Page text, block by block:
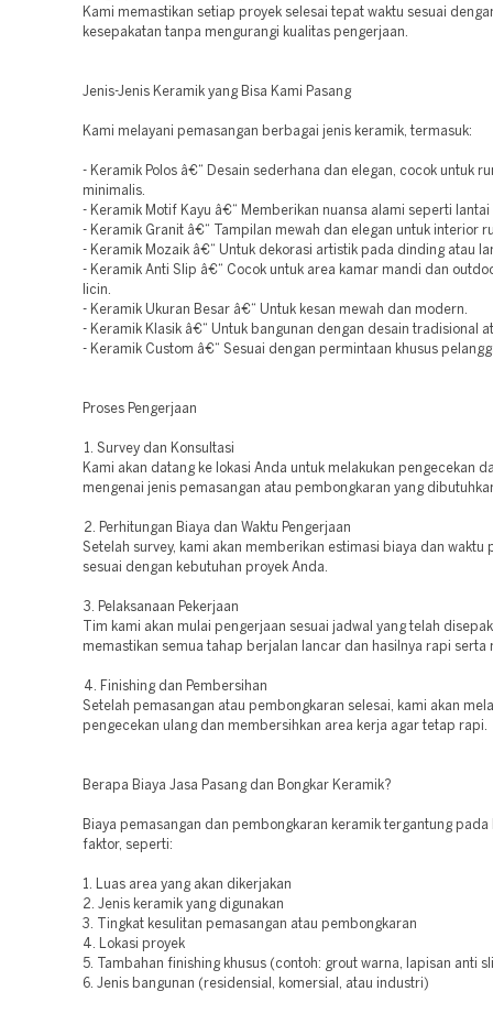
Kami memastikan setiap proyek selesai tepat waktu sesuai
kesepakatan tanpa mengurangi kualitas pengerjaan.
Jenis-Jenis Keramik yang Bisa Kami Pasang
Kami melayani pemasangan berbagai jenis keramik, termasuk:
- Keramik Polos â€“ Desain sederhana dan elegan, cocok untuk
minimalis.
- Keramik Motif Kayu â€“ Memberikan nuansa alami seperti lantai
- Keramik Granit â€“ Tampilan mewah dan elegan untuk interior
- Keramik Mozaik â€“ Untuk dekorasi artistik pada dinding atau
- Keramik Anti Slip â€“ Cocok untuk area kamar mandi dan
licin.
- Keramik Ukuran Besar â€“ Untuk kesan mewah dan modern.
- Keramik Klasik â€“ Untuk bangunan dengan desain tradisional
- Keramik Custom â€“ Sesuai dengan permintaan khusus
Proses Pengerjaan
1. Survey dan Konsultasi
Kami akan datang ke lokasi Anda untuk melakukan pengecekan
mengenai jenis pemasangan atau pembongkaran yang
2. Perhitungan Biaya dan Waktu Pengerjaan
Setelah survey, kami akan memberikan estimasi biaya dan waktu
sesuai dengan kebutuhan proyek Anda.
3. Pelaksanaan Pekerjaan
Tim kami akan mulai pengerjaan sesuai jadwal yang telah
memastikan semua tahap berjalan lancar dan hasilnya rapi serta
4. Finishing dan Pembersihan
Setelah pemasangan atau pembongkaran selesai, kami akan
pengecekan ulang dan membersihkan area kerja agar tetap rapi.
Berapa Biaya Jasa Pasang dan Bongkar Keramik?
Biaya pemasangan dan pembongkaran keramik tergantung
faktor, seperti:
1. Luas area yang akan dikerjakan
2. Jenis keramik yang digunakan
3. Tingkat kesulitan pemasangan atau pembongkaran
4. Lokasi proyek
5. Tambahan finishing khusus (contoh: grout warna, lapisan anti
6. Jenis bangunan (residensial, komersial, atau industri)